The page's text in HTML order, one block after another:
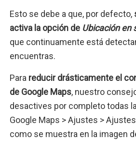
Esto se debe a que, por defecto,
activa la opción de Ubicación en
que continuamente está
encuentras.
Para reducir drásticamente el
de Google Maps, nuestro
desactives por completo todas
Google Maps > Ajustes >
como se muestra en la imagen